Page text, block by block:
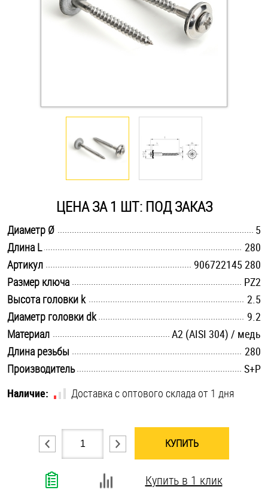
Крюки, кольца с метрической резьбой
Крюки, кольца с шурупной резьбой
Саморезы и шурупы
Такелаж
Хомуты
Шайбы
Шпильки
Шплинты
Штифты и пальцы
ЦЕНА ЗА 1 ШТ: ПОД ЗАКАЗ
Диаметр Ø
5
Длина L
280
Артикул
906722145 280
Размер ключа
PZ2
Высота головки k
2.5
Диаметр головки dk
9.2
Материал
А2 (AISI 304) / медь
Длина резьбы
280
Производитель
S+P
Наличие:
Доставка с оптового склада от 1 дня
КУПИТЬ
Купить в 1 клик